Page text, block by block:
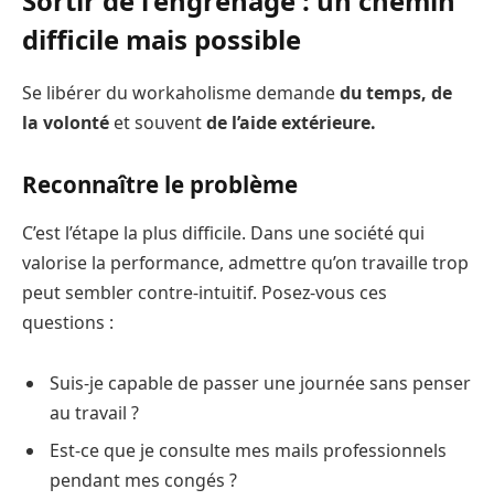
difficile mais possible
Se libérer du workaholisme demandedu temps, de
la volonté et souventde l’aide extérieure.
Reconnaître le problème
C’est l’étape la plus difficile. Dans une société qui
valorise la performance, admettre qu’on travaille trop
peut sembler contre-intuitif. Posez-vous ces
questions :
Suis-je capable de passer une journée sans penser
au travail ?
Est-ce que je consulte mes mails professionnels
pendant mes congés ?